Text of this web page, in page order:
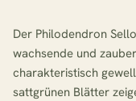
Der Philodendron
wachsende und
charakteristisch
sattgrünen Blätter